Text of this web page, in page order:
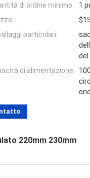
di ordine minimo:
1
particolari:
del
di alimentazione:
220mm 230mm